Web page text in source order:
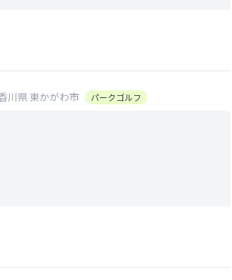
川県東かがわ市 パークゴルフ